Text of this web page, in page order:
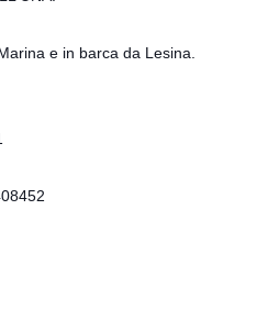
e in barca da Lesina.